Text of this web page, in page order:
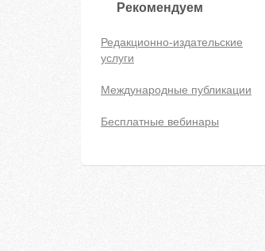
Рекомендуем
Редакционно-издательские
услуги
Международные публикации
Бесплатные вебинары